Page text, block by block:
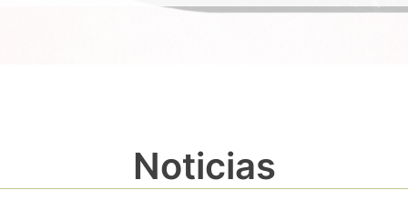
Noticias